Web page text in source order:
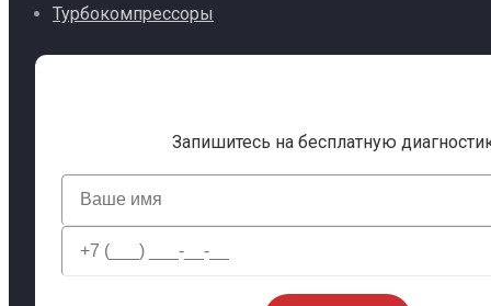
Турбокомпрессоры
Запишитесь на бесплатную